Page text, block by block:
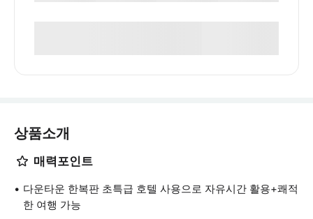
상품소개
매력포인트
다운타운 한복판 초특급 호텔 사용으로 자유시간 활용+쾌적
한 여행 가능